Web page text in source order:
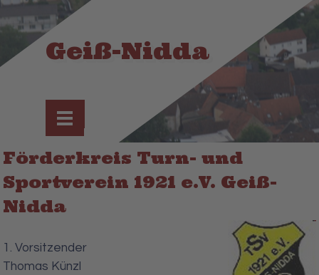
Direkt zum Seiteninhalt
Geiß-Nidda
Menü überspringen
Förderkreis Turn- und
Sportverein 1921 e.V. Geiß-
Nidda
1. Vorsitzender
Thomas Künzl